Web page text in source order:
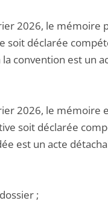
2026, le mémoire
soit déclarée
convention est un
2026, le mémoire
soit déclarée
est un acte
;